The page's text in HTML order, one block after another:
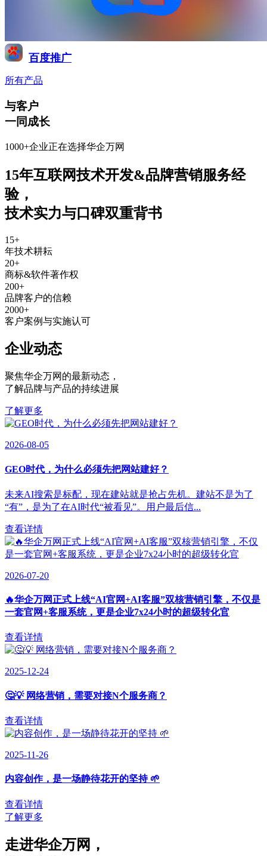
百度推广
所有产品
与客户
一同成长
1000+企业正在选择华企万网
15年互联网技术开发&品牌营销服务经
验，
技术实力与口碑双重背书
15+
年技术耕耘
20+
商标&软件著作权
200+
品牌客户的信赖
2000+
客户案例与实施认可
企业动态
聚焦华企万网的最新动态 ，
了解品牌与产品的持续进展
了解更多
2026-08-05
GEO时代，为什么必须先把网站建好？
未来AI搜索是标配，现在建站就是抢占先机。建站不是为了
“有”，是为了在AI时代“被看见”。用户最后信...
查看详情
2026-07-20
🔥华企万网正式上线“AI官网+AI客服”双核营销引擎，不仅是
一套官网+客服系统，更是企业7x24小时的超级转化官
查看详情
2025-12-24
🤔💡 网络营销，需要对接N个服务商？
查看详情
2025-11-26
内容创作，是一场静待花开的坚持 🌱
查看详情
了解更多
走进华企万网 ，